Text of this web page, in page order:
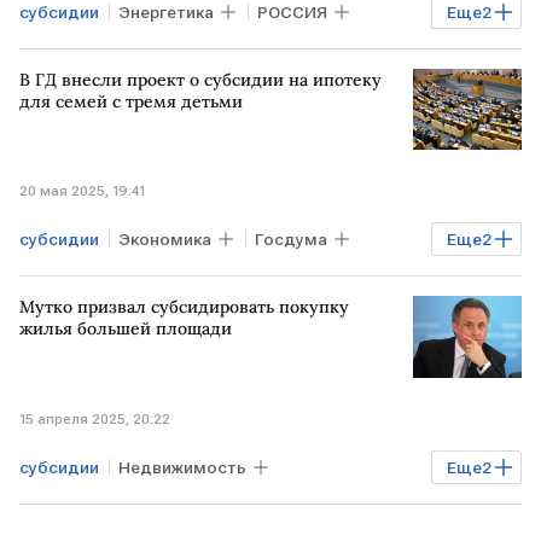
Еще2
субсидии Энергетика РОССИЯ
электроэнергия ФАС РФ
В ГД внесли проект о субсидии на ипотеку
для семей с тремя детьми
20 мая 2025, 19:41
Еще2
субсидии Экономика Госдума
законопроект семейная ипотека
Мутко призвал субсидировать покупку
жилья большей площади
15 апреля 2025, 20:22
Еще2
субсидии Недвижимость
Виталий Мутко жилье